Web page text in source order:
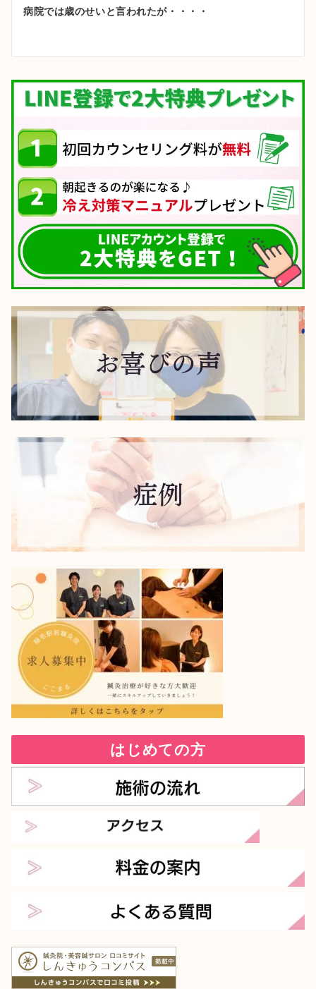
ゲ
シ
ョ
ン
病院では歳のせいと言われたが・・・・
はじめての方